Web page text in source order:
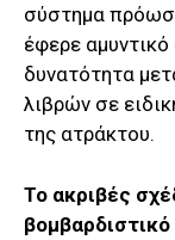
σύστημα
έφερε
δυνατότητα
λιβρών σε
της ατράκτου.
Το ακριβές